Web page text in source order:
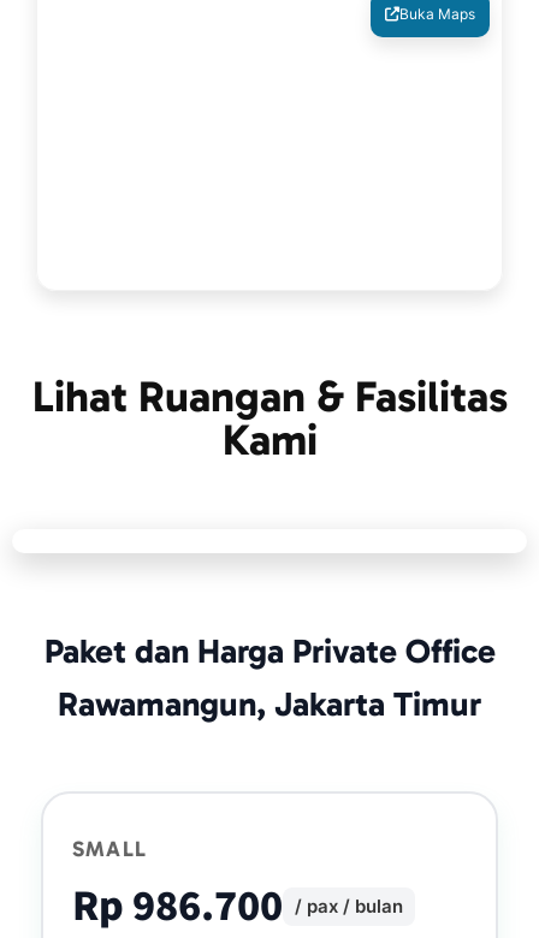
Buka Maps
Lihat Ruangan & Fasilitas
Kami
Paket dan Harga Private Office
Rawamangun, Jakarta Timur
SMALL
Rp 986.700 / pax / bulan